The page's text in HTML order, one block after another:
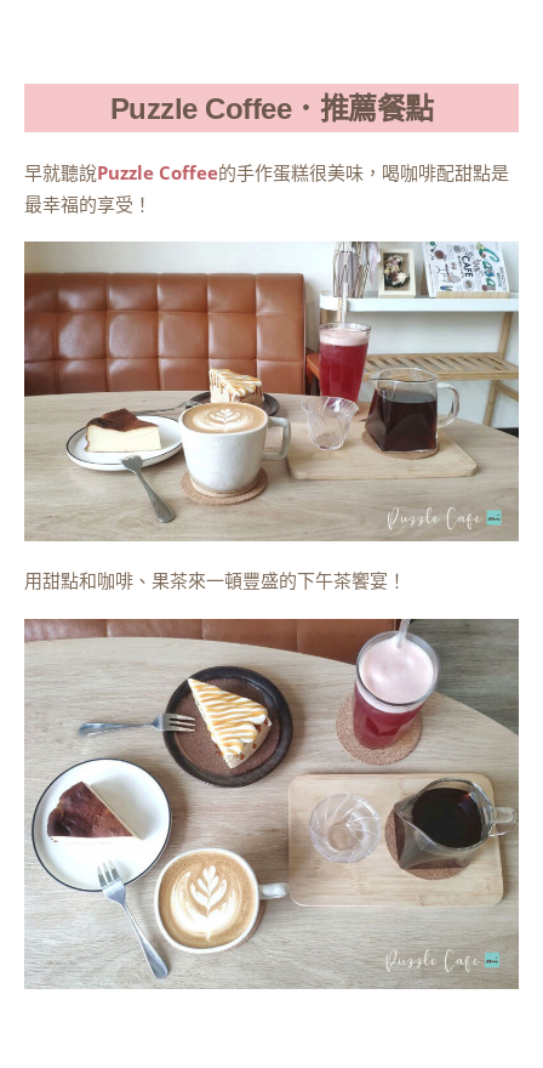
Puzzle Coffee．推薦餐點
早就聽說Puzzle Coffee的手作蛋糕很美味，喝咖啡配甜點是
最幸福的享受！
用甜點和咖啡、果茶來一頓豐盛的下午茶饗宴！